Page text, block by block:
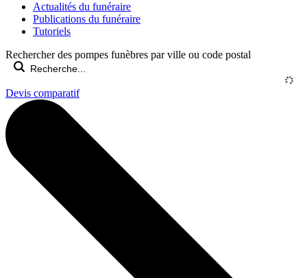
Actualités du funéraire
Publications du funéraire
Tutoriels
Rechercher des pompes funèbres par ville ou code postal
Devis comparatif